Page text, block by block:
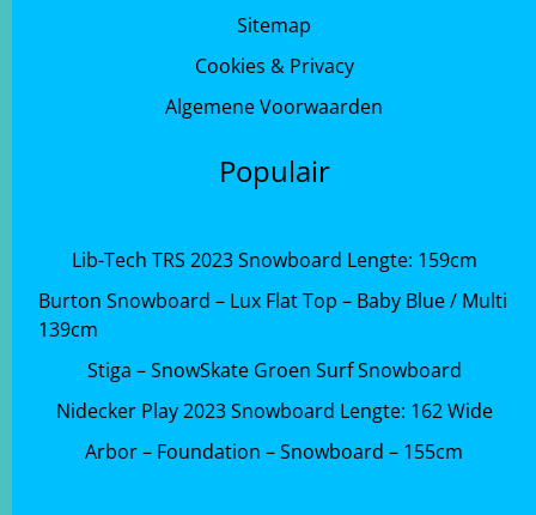
Sitemap
Cookies & Privacy
Algemene Voorwaarden
Populair
Lib-Tech TRS 2023 Snowboard Lengte: 159cm
Burton Snowboard – Lux Flat Top – Baby Blue / Multi
139cm
Stiga – SnowSkate Groen Surf Snowboard
Nidecker Play 2023 Snowboard Lengte: 162 Wide
Arbor – Foundation – Snowboard – 155cm